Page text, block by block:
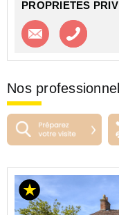
PROPRIETES
Contacter
Nos